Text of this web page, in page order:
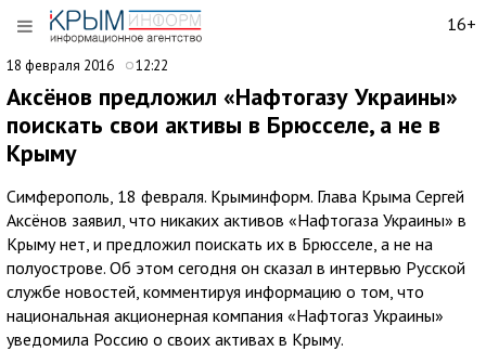
16+
18 февраля 2016 12:22
Аксёнов предложил «Нафтогазу Украины»
поискать свои активы в Брюсселе, а не в
Крыму
Симферополь, 18 февраля. Крыминформ. Глава Крыма Сергей
Аксёнов заявил, что никаких активов «Нафтогаза Украины» в
Крыму нет, и предложил поискать их в Брюсселе, а не на
полуострове. Об этом сегодня он сказал в интервью Русской
службе новостей, комментируя информацию о том, что
национальная акционерная компания «Нафтогаз Украины»
уведомила Россию о своих активах в Крыму.